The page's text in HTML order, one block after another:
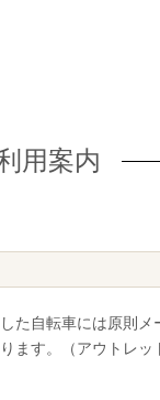
用案内
た自転車には原則メ
ます。（アウトレッ